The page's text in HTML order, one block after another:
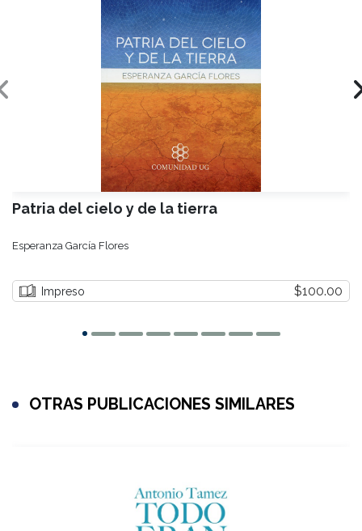
Patria del cielo y de la tierra
Esperanza García Flores
Impreso $100.00
OTRAS PUBLICACIONES SIMILARES